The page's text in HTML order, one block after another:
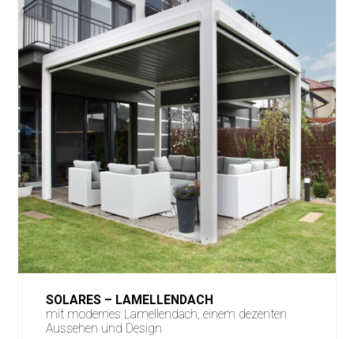
SOLARES – LAMELLENDACH
mit modernes Lamellendach, einem dezenten
Aussehen und Design